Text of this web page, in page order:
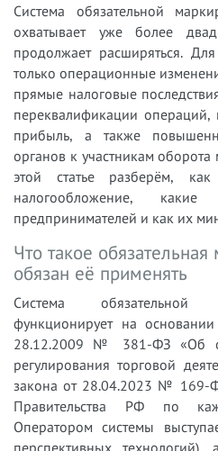
Вакансии
Защита активов
Ведение дел о банкротстве
Справочная
Вопросы-ответы
Вебинары и семинары
Прямые эфиры
Система обязательной
охватывает уже более
продолжает расширяться.
только операционные
прямые налоговые
переквалификации
прибыль, а также
органов к участникам
этой статье разберём,
налогообложение,
предпринимателей и как их
Что такое
обязан её применять
Система обязательной
функционирует на
28.12.2009 № 381-ФЗ «Об
регулирования торговой
закона от 28.04.2023 № 169-
Правительства РФ по
Оператором системы
перспективных